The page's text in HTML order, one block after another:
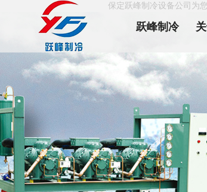
保定跃峰制冷设备公司为
跃峰制冷